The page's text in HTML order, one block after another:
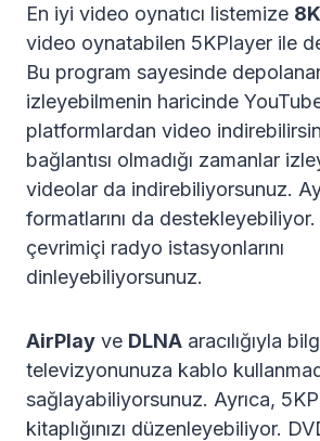
En iyi video oynatıcı listemize
video oynatabilen 5KPlayer ile
Bu program sayesinde
izleyebilmenin haricinde
platformlardan video
bağlantısı olmadığı zamanlar
videolar da indirebiliyorsunuz.
formatlarını da
çevrimiçi radyo istasyonlarını
dinleyebiliyorsunuz.
AirPlay ve DLNA aracılığıyla
televizyonunuza kablo
sağlayabiliyorsunuz. Ayrıca,
kitaplığınızı düzenleyebiliyor.